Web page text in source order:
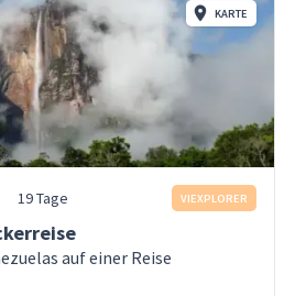
KARTE
19 Tage VIEXPLORER
auf einer Reise